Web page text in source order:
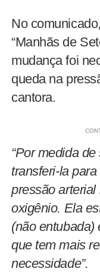
No
“Manhãs de
mudança foi
queda na
cantora.
“Por medida
transferi-la
pressão
oxigênio. Ela
(não entubada)
que tem mais
necessidade”.